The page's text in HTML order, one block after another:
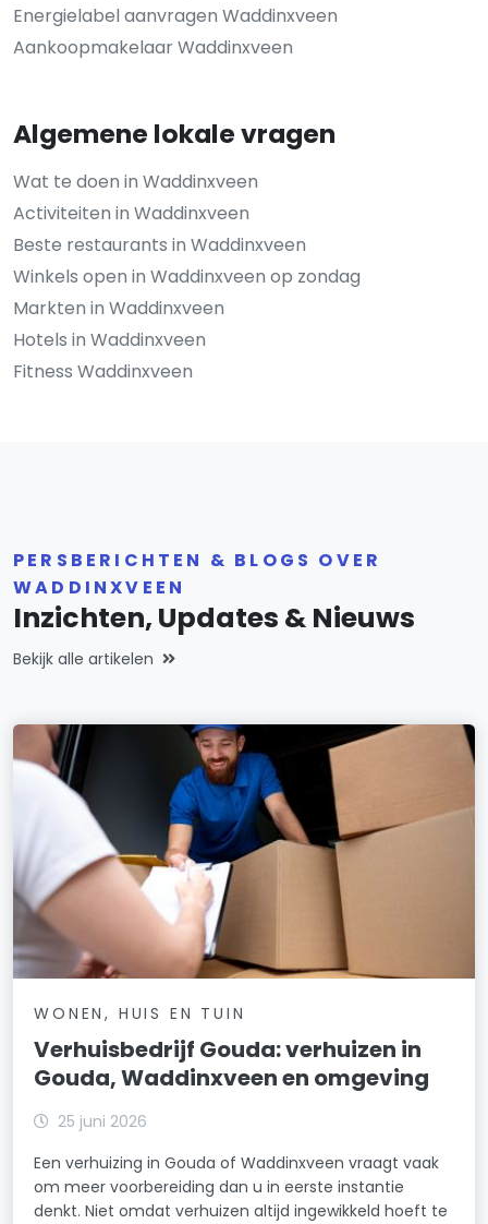
Energielabel aanvragen Waddinxveen
Aankoopmakelaar Waddinxveen
Algemene lokale vragen
Wat te doen in Waddinxveen
Activiteiten in Waddinxveen
Beste restaurants in Waddinxveen
Winkels open in Waddinxveen op zondag
Markten in Waddinxveen
Hotels in Waddinxveen
Fitness Waddinxveen
PERSBERICHTEN & BLOGS OVER
WADDINXVEEN
Inzichten, Updates & Nieuws
Bekijk alle artikelen
WONEN, HUIS EN TUIN
Verhuisbedrijf Gouda: verhuizen in
Gouda, Waddinxveen en omgeving
25 juni 2026
Een verhuizing in Gouda of Waddinxveen vraagt vaak
om meer voorbereiding dan u in eerste instantie
denkt. Niet omdat verhuizen altijd ingewikkeld hoeft te